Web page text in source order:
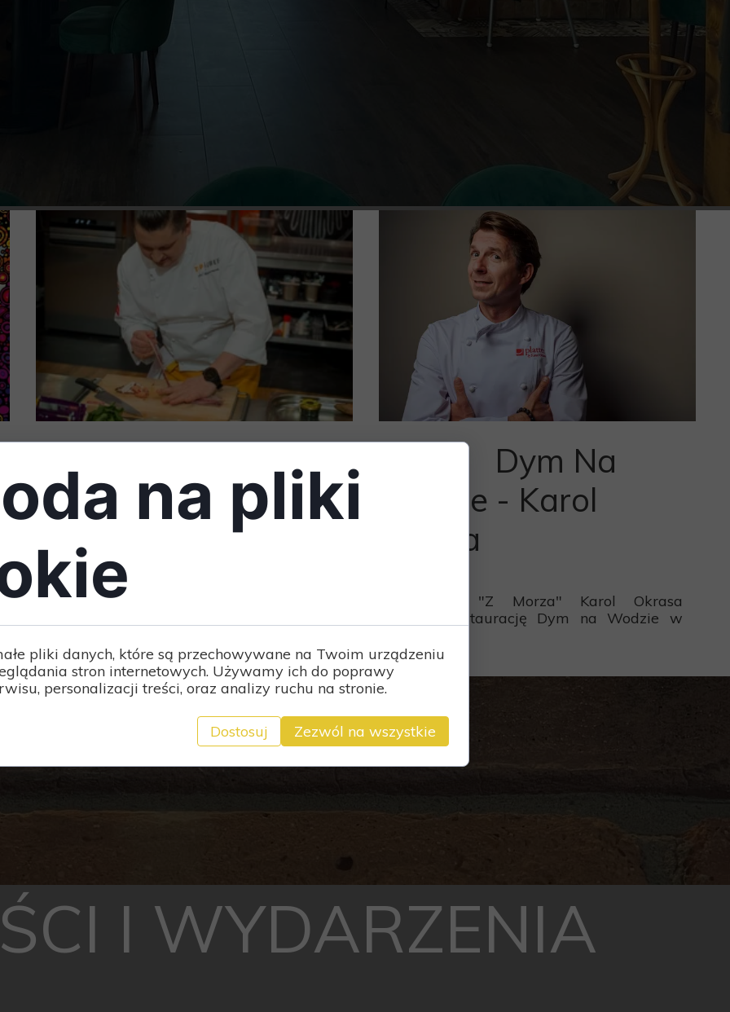
Top Chef 2015 -
Rafał Niewiarowski
Rafał Niewiarowski w programie „Top Chef”
– sezon 4 (2015) Rafał Niewiarowski był
Dym Na
Wodzie - Karol
Okrasa
W odcinku "Z Morza" Karol Okrasa
odwiedził restaurację Dym na Wodzie w
1 2
Menu
I WYDARZENIA
na pliki
pliki danych, które są przechowywane na Twoim urządzeniu
stron internetowych. Używamy ich do poprawy
personalizacji treści, oraz analizy ruchu na stronie.
Dostosuj Zezwól na wszystkie